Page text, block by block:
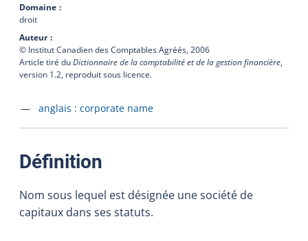
Domaine
droit
Auteur
© Institut Canadien des Comptables Agréés, 2006
Article tiré duDictionnaire de la comptabilité et de la gestion financière,
version 1.2, reproduit sous licence.
Accéder à la fiche en
anglais : corporate name
Définition
Nom sous lequel est désignée une société de
capitaux dans ses statuts.